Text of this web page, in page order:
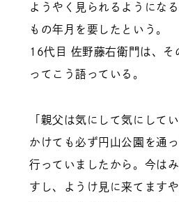
ようやく見られるようにな
もの年月を要したという。
16代目 佐野藤右衛門は、そ
ってこう語っている。
「親父は気にして気にして
かけても必ず円山公園を通
行っていましたから。今は
すし、ようけ見に来てます